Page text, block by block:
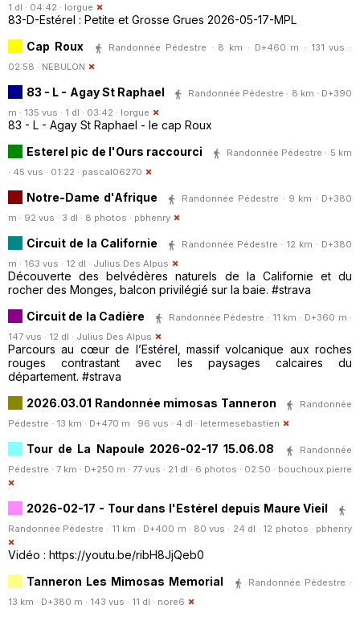
1 dl · 04:42 · lorgue
83-D-Estérel : Petite et Grosse Grues 2026-05-17-MPL
Cap Roux
Randonnée Pédestre · 8 km · D+460 m · 131 vus ·
02:58 · NEBULON
83 - L - Agay St Raphael
Randonnée Pédestre · 8 km · D+390
m · 135 vus · 1 dl · 03:42 · lorgue
83 - L - Agay St Raphael - le cap Roux
Esterel pic de l'Ours raccourci
Randonnée Pédestre · 5 km
· 45 vus · 01:22 · pascal06270
Notre-Dame d'Afrique
Randonnée Pédestre · 9 km · D+380
m · 92 vus · 3 dl · 8 photos · pbhenry
Circuit de la Californie
Randonnée Pédestre · 12 km · D+380
m · 163 vus · 12 dl · Julius Des Alpus
Découverte des belvédères naturels de la Californie et du
rocher des Monges, balcon privilégié sur la baie. #strava
Circuit de la Cadière
Randonnée Pédestre · 11 km · D+360 m ·
147 vus · 12 dl · Julius Des Alpus
Parcours au cœur de l’Estérel, massif volcanique aux roches
rouges contrastant avec les paysages calcaires du
département. #strava
2026.03.01 Randonnée mimosas Tanneron
Randonnée
Pédestre · 13 km · D+470 m · 96 vus · 4 dl · letermesebastien
Tour de La Napoule 2026-02-17 15.06.08
Randonnée
Pédestre · 7 km · D+250 m · 77 vus · 21 dl · 6 photos · 02:50 · bouchoux.pierre
2026-02-17 - Tour dans l'Estérel depuis Maure Vieil
Randonnée Pédestre · 11 km · D+400 m · 80 vus · 24 dl · 12 photos · pbhenry
Vidéo : https://youtu.be/ribH8JjQeb0
Tanneron Les Mimosas Memorial
Randonnée Pédestre ·
13 km · D+380 m · 143 vus · 11 dl · nore6